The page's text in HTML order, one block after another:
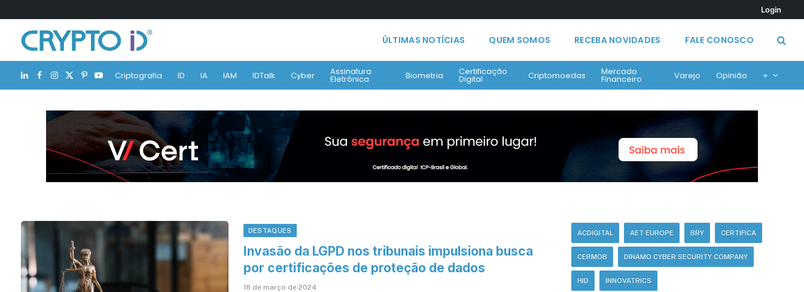
Login
ÚLTIMAS NOTÍCIAS QUEM SOMOS RECEBA NOVIDADES FALE CONOSCO
LinkedIn
Facebook
Instagram
X
(Twitter)
Pinterest
YouTubeCriptografia ID IA IAM IDTalk Cyber Assinatura
Eletrônica Biometria Certificação
Digital Criptomoedas Mercado
Financeiro Varejo Opinião +
DESTAQUES
Invasão da LGPD nos tribunais impulsiona busca
por certificações de proteção de dados
18 de março de 2024
ACDIGITAL AET EUROPE BRY CERTIFICA
CERMOB DINAMO CYBER SECURITY COMPANY
HID INNOVATRICS